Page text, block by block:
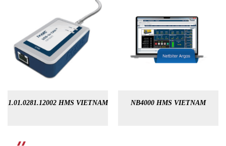
1.01.0281.12002 HMS VIETNAM NB4000 HMS VIETNAM